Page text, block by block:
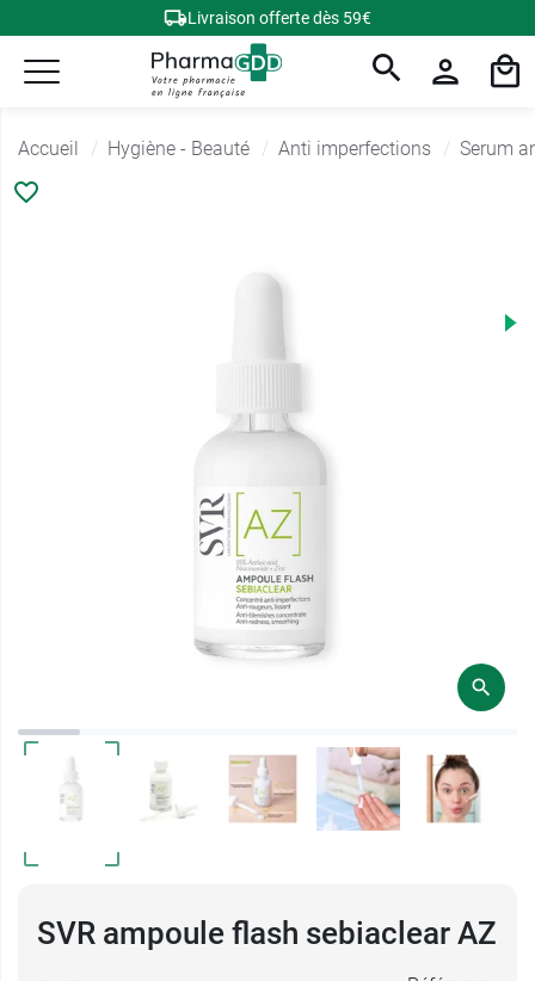
Livraison offerte dès 59€
Accueil Hygiène - Beauté Anti imperfections Serum
SVR ampoule flash sebiaclear AZ